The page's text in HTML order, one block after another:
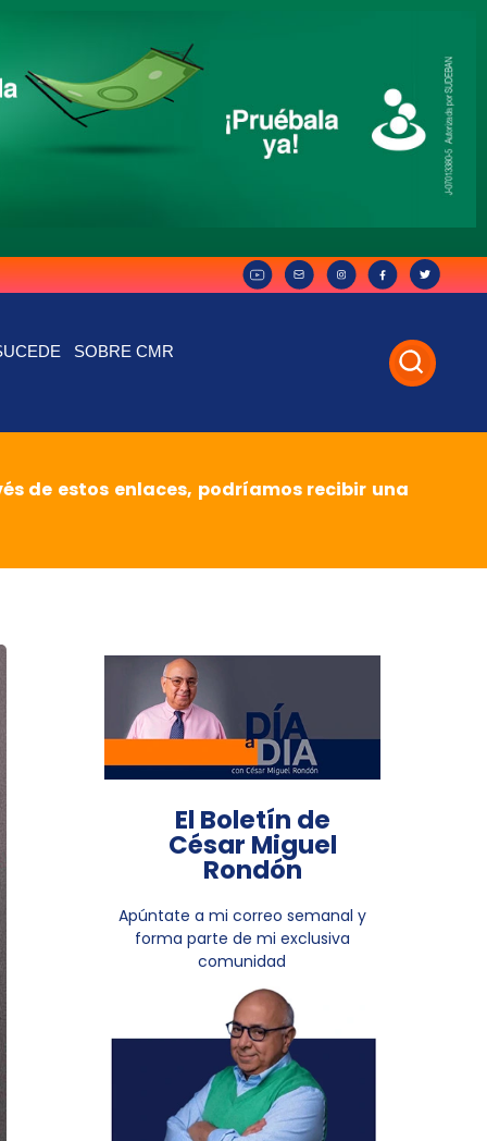
SOBRE CMR
de estos enlaces, podríamos recibir una
El Boletín de
César Miguel
Rondón
Apúntate a mi correo semanal y
forma parte de mi exclusiva
comunidad